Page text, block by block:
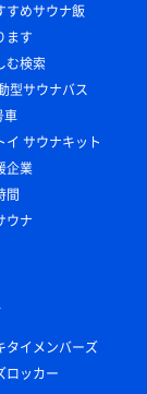
すめサウナ飯
ます
む検索
型サウナバス
車
イ サウナキット
企業
間
ウナ
タイメンバーズ
ロッカー